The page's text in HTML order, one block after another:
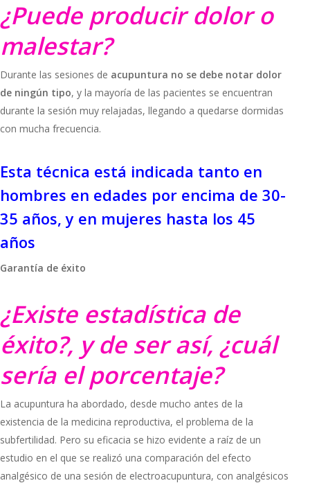
¿Puede producir dolor o
malestar?
Durante las sesiones de acupuntura no se debe notar dolor
de ningún tipo, y la mayoría de las pacientes se encuentran
durante la sesión muy relajadas, llegando a quedarse dormidas
con mucha frecuencia.
Esta técnica está indicada tanto en
hombres en edades por encima de 30-
35 años, y en mujeres hasta los 45
años
Garantía de éxito
¿Existe estadística de
éxito?, y de ser así, ¿cuál
sería el porcentaje?
La acupuntura ha abordado, desde mucho antes de la
existencia de la medicina reproductiva, el problema de la
subfertilidad. Pero su eficacia se hizo evidente a raíz de un
estudio en el que se realizó una comparación del efecto
analgésico de una sesión de electroacupuntura, con analgésicos